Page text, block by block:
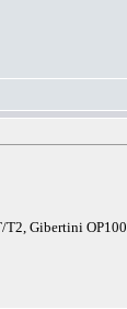
Gibertini